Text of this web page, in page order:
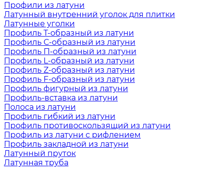
Профили из латуни
Латунный внутренний уголок для плитки
Латунные уголки
Профиль Т-образный из латуни
Профиль С-образный из латуни
Профиль П-образный из латуни
Профиль L-образный из латуни
Профиль Z-образный из латуни
Профиль F-образный из латуни
Профиль фигурный из латуни
Профиль-вставка из латуни
Полоса из латуни
Профиль гибкий из латуни
Профиль противоскользящий из латуни
Профиль из латуни с рифлением
Профиль закладной из латуни
Латунный пруток
Латунная труба